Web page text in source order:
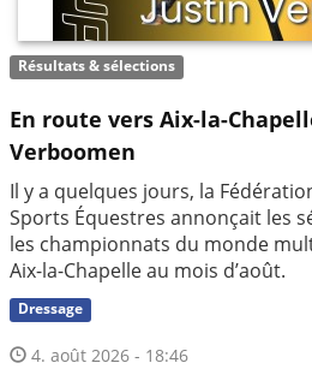
Résultats & sélections
En route vers Aix-la-
Verboomen
Il y a quelques jours, la
Sports Équestres annonçait les
les championnats du monde
Aix-la-Chapelle au mois d’août.
Dressage
4. août 2026 - 18:46